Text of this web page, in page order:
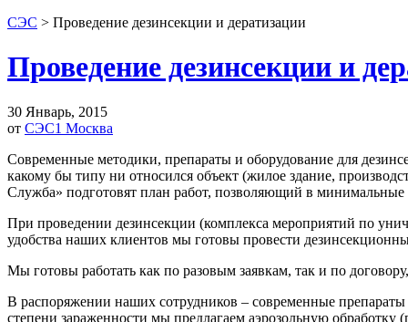
СЭС > Проведение дезинсекции и дератизации
Проведение дезинсекции и
30 Январь, 2015
от СЭС1 Москва
Современные методики, препараты и оборудование для
какому бы типу ни относился объект (жилое здание,
Служба» подготовят план работ, позволяющий в
При проведении дезинсекции (комплекса мероприятий по
удобства наших клиентов мы готовы провести
Мы готовы работать как по разовым заявкам, так и по
В распоряжении наших сотрудников – современные
степени зараженности мы предлагаем аэрозольную обработку